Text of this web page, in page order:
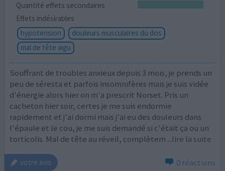
Quantité effets secondaires
Effets indésirables
hypotension
douleurs musculaires du dos
mal de tête aigu
Souffrant de troubles anxieux depuis 3 mois, je prends un
peu de séresta et parfois insomnifères mais je suis vidée
d'énergie alors hier on m'a prescrit Norset. Pris un
cacheton hier soir, certes je me suis endormie
rapidement et j'ai dormi mais j'ai eu des douleurs dans
l'épaule et le cou, je me suis demandé si c'était ça ou un
torticolis. Mal de tête au réveil, complètem ...lire la suite
votre avis 0 réactions